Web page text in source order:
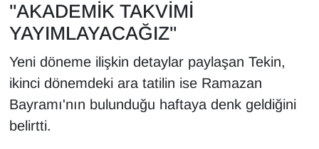
"AKADEMİK TAKVİMİ
YAYIMLAYACAĞIZ"
Yeni döneme ilişkin detaylar paylaşan Tekin,
ikinci dönemdeki ara tatilin ise Ramazan
Bayramı'nın bulunduğu haftaya denk geldiğini
belirtti.
VAN'DA SPOR
Vasıta
YAŞAM